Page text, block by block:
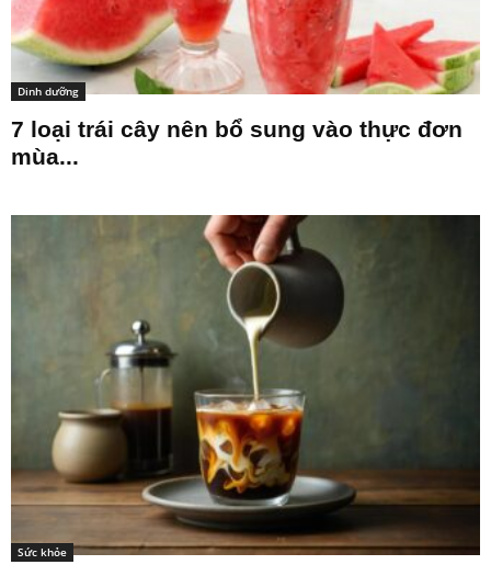
Dinh dưỡng
7 loại trái cây nên bổ sung vào thực đơn
mùa...
Sức khỏe